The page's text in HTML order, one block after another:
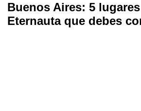
Buenos Aires: 5
Eternauta que debes